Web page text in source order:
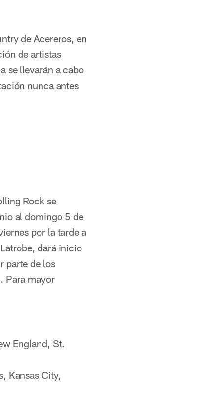
de Acereros, en
de artistas
se llevarán a cabo
nunca antes
Rock se
al domingo 5 de
por la tarde a
dará inicio
parte de los
Para mayor
England, St.
Kansas City,